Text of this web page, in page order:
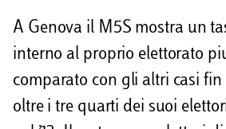
A Genova il M5S mostra un
interno al proprio elettorato
comparato con gli altri casi
oltre i tre quarti dei suoi